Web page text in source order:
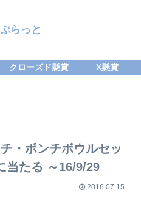
らっと
クローズド懸賞 X懸賞
・ポンチボウルセッ
当たる ～16/9/29
2016.07.15